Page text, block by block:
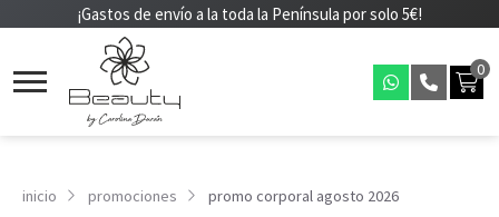
¡Gastos de envío a la toda la Península por solo 5€!
0
inicio promociones promo corporal agosto 2026